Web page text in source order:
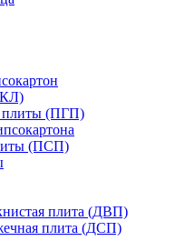
плиты (ПГП)
(ПСП)
плита (ДВП)
плита (ДСП)